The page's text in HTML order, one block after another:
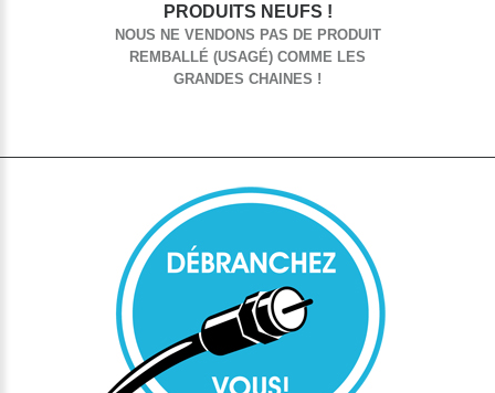
PRODUITS NEUFS !
NOUS NE VENDONS PAS DE PRODUIT
REMBALLÉ (USAGÉ) COMME LES
GRANDES CHAINES !